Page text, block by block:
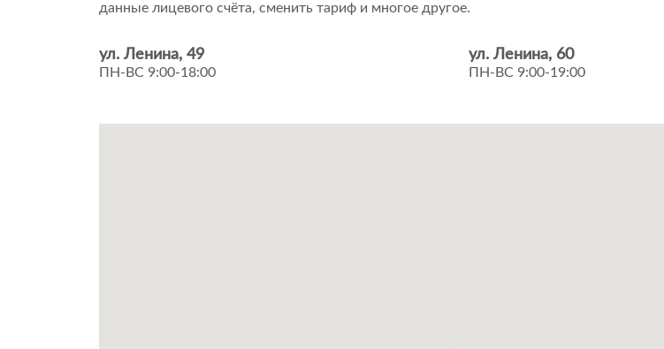
данные лицевого счёта, сменить тариф и многое другое.
ул. Ленина, 49
ПН-ВС 9:00-18:00
ул. Ленина, 60
ПН-ВС 9:00-19:00